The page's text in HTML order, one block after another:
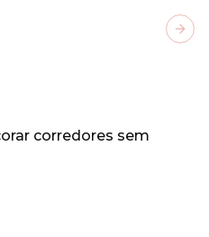
corredores sem